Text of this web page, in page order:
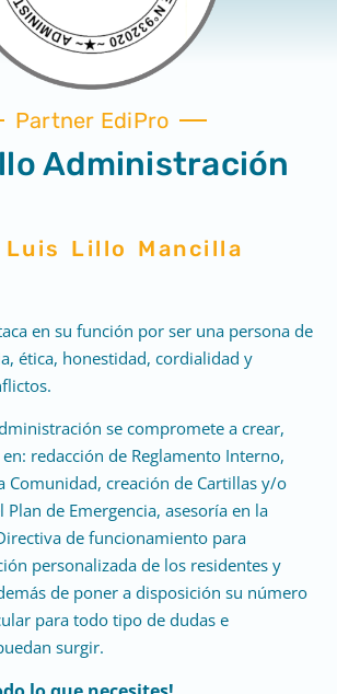
Partner EdiPro
Administración
Luis Lillo Mancilla
en su función por ser una persona de
ética, honestidad, cordialidad y
se compromete a crear,
redacción de Reglamento Interno,
Comunidad, creación de Cartillas y/o
de Emergencia, asesoría en la
de funcionamiento para
personalizada de los residentes y
de poner a disposición su número
para todo tipo de dudas e
surgir.